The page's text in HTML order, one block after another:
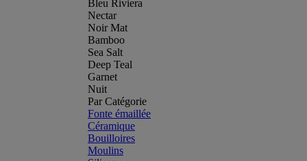
Bleu Riviera
Nectar
Noir Mat
Bamboo
Sea Salt
Deep Teal
Garnet
Nuit
Par Catégorie
Fonte émaillée
Céramique
Bouilloires
Moulins